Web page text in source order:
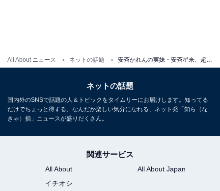
All About ニュース ネットの話題
ネットの話題
国内外のSNSで話題の人＆トピックをタイムリーにお届けします。知ってる
だけでちょっと得する、なんだか楽しい気分になれる、ネット発「知ら（な
きゃ）損」ニュースが盛りだくさん。
関連サービス
All About
All About Japan
イチオシ